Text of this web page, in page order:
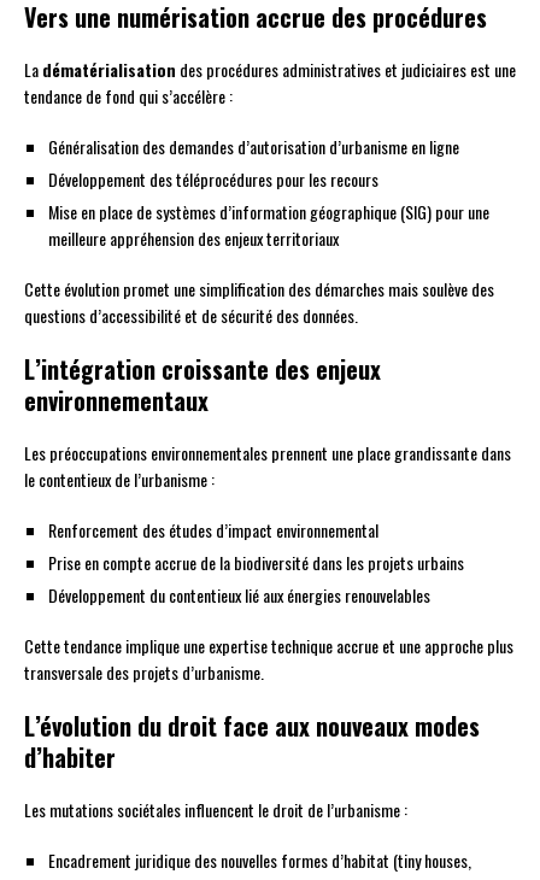
Vers une numérisation accrue des procédures
Ladématérialisation des procédures administratives et judiciaires est une
tendance de fond qui s’accélère :
Généralisation des demandes d’autorisation d’urbanisme en ligne
Développement des téléprocédures pour les recours
Mise en place de systèmes d’information géographique (SIG) pour une
meilleure appréhension des enjeux territoriaux
Cette évolution promet une simplification des démarches mais soulève des
questions d’accessibilité et de sécurité des données.
L’intégration croissante des enjeux
environnementaux
Les préoccupations environnementales prennent une place grandissante dans
le contentieux de l’urbanisme :
Renforcement des études d’impact environnemental
Prise en compte accrue de la biodiversité dans les projets urbains
Développement du contentieux lié aux énergies renouvelables
Cette tendance implique une expertise technique accrue et une approche plus
transversale des projets d’urbanisme.
L’évolution du droit face aux nouveaux modes
d’habiter
Les mutations sociétales influencent le droit de l’urbanisme :
Encadrement juridique des nouvelles formes d’habitat (tiny houses,